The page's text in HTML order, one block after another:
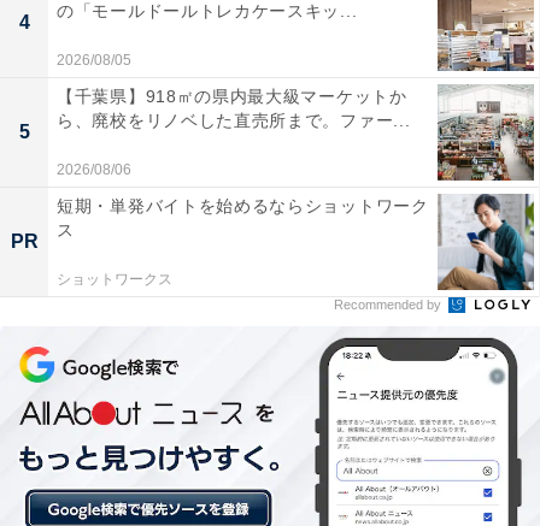
強いルーシーからは、強いメッセージが発信
「今こそ、ルーシー！」～LUCY IS HERE～では、そん
な複雑さが魅力のルーシーのエピソードを、貴重な原画
4
の「モールドールトレカケースキッ...
2026/08/05
5
【千葉県】918㎡の県内最大級マーケットか
ら、廃校をリノベした直売所まで。ファー...
2026/08/06
PR
短期・単発バイトを始めるならショットワーク
ス
ショットワークス
Recommended by